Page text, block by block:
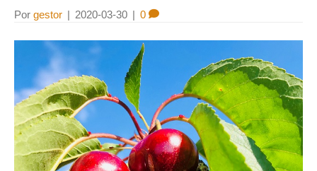
Por gestor 2020-03-30 0